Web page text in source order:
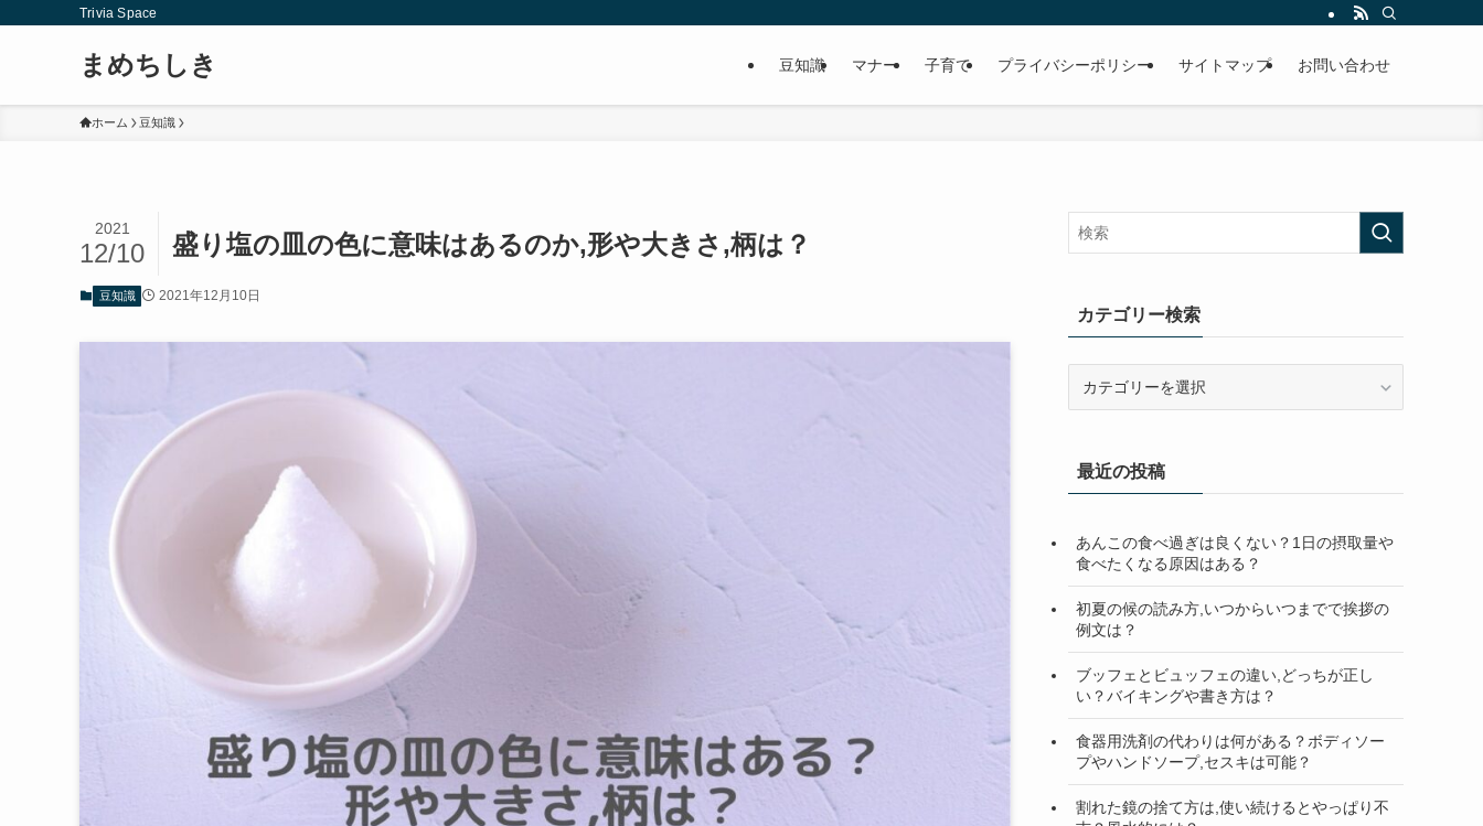
Trivia Space
まめちしき 豆知識 マナー 子育て プライバシーポリシー サイトマップ お問い合わせ
ホーム 豆知識
盛り塩の皿の色に意味はあるのか,形や大きさ,柄は？
2021
12/10
豆知識 2021年12月10日
カテゴリー検索
ー
検
最近の投稿
あんこの食べ過ぎは良くない？1日の摂取量や
食べたくなる原因はある？
初夏の候の読み方,いつからいつまでで挨拶の
例文は？
ブッフェとビュッフェの違い,どっちが正し
い？バイキングや書き方は？
食器用洗剤の代わりは何がある？ボディソー
プやハンドソープ,セスキは可能？
割れた鏡の捨て方は,使い続けるとやっぱり不